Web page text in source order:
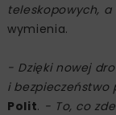
teleskopowych,
wymienia.
- Dzięki nowej
i bezpieczeństwo
Polit. - To, co